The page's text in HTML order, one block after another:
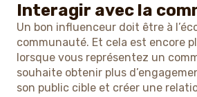
Interagir avec la
Un bon influenceur doit être à
communauté. Et cela est encore
lorsque vous représentez un
souhaite obtenir plus
son public cible et créer une